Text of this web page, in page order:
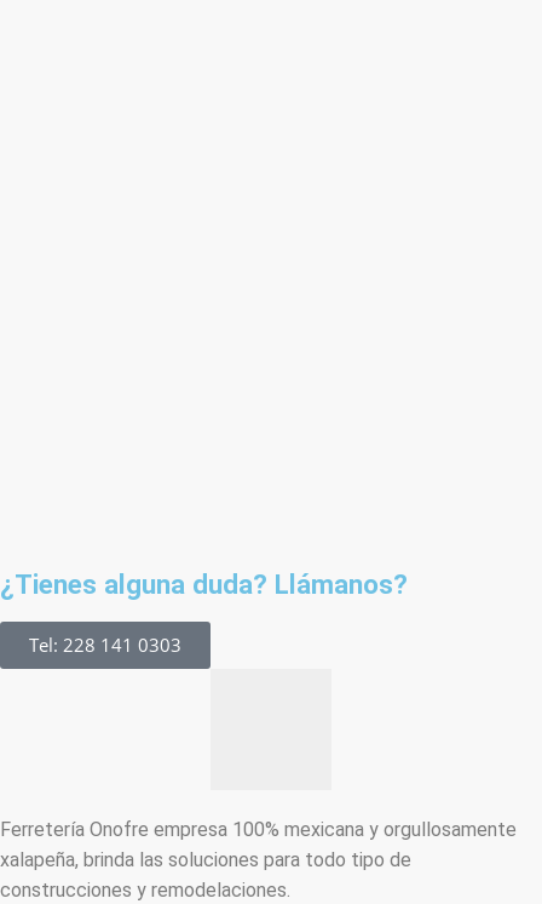
¿Tienes alguna duda? Llámanos?
Tel: 228 141 0303
Ferretería Onofre empresa 100% mexicana y orgullosamente
xalapeña, brinda las soluciones para todo tipo de
construcciones y remodelaciones.